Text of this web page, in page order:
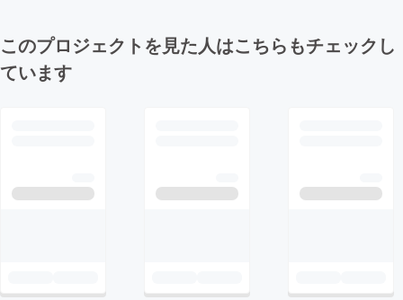
このプロジェクトを見た人はこちらもチェックし
ています